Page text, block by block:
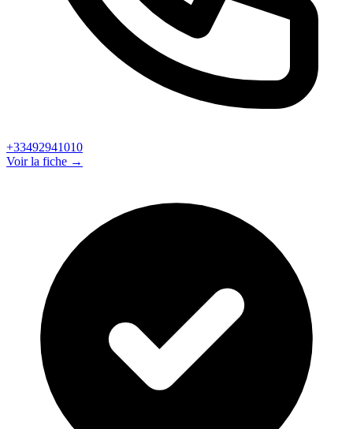
+33492941010
Voir la fiche →